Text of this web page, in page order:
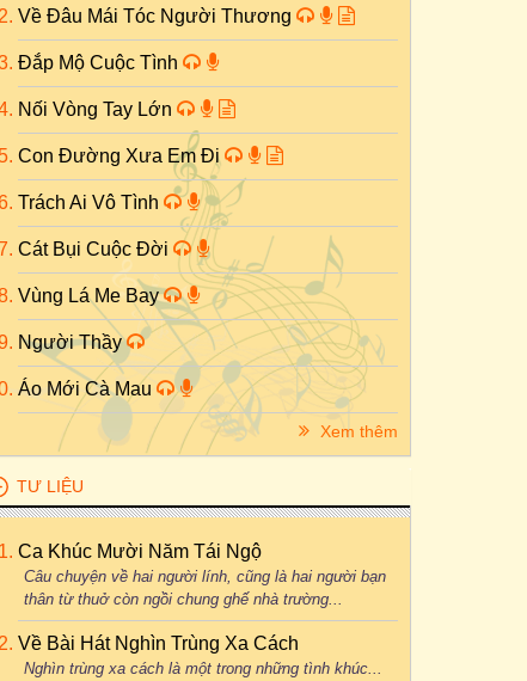
Về Đâu Mái Tóc Người Thương
Đắp Mộ Cuộc Tình
Nối Vòng Tay Lớn
Con Đường Xưa Em Đi
Trách Ai Vô Tình
Cát Bụi Cuộc Đời
Vùng Lá Me Bay
Người Thầy
Áo Mới Cà Mau
Xem thêm
TƯ LIỆU
Ca Khúc Mười Năm Tái Ngộ
Câu chuyện về hai người lính, cũng là hai người bạn
thân từ thuở còn ngồi chung ghế nhà trường...
Về Bài Hát Nghìn Trùng Xa Cách
Nghìn trùng xa cách là một trong những tình khúc...